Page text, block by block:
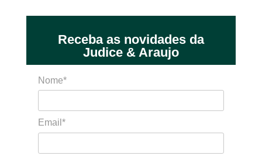
Receba as novidades da
Judice & Araujo
Nome*
Email*